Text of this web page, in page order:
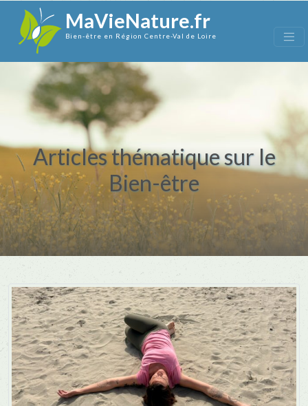
MaVieNature.fr
Bien-être en Région Centre-Val de Loire
Articles thématique sur le
Bien-être